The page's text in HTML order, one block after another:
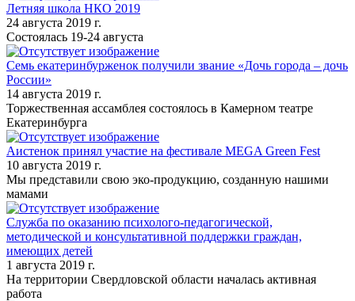
Летняя школа НКО 2019
24 августа 2019 г.
Состоялась 19-24 августа
Семь екатеринбурженок получили звание «Дочь города – дочь
России»
14 августа 2019 г.
Торжественная ассамблея состоялось в Камерном театре
Екатеринбурга
Аистенок принял участие на фестивале MEGA Green Fest
10 августа 2019 г.
Мы представили свою эко-продукцию, созданную нашими
мамами
Служба по оказанию психолого-педагогической,
методической и консультативной поддержки граждан,
имеющих детей
1 августа 2019 г.
На территории Свердловской области началась активная
работа